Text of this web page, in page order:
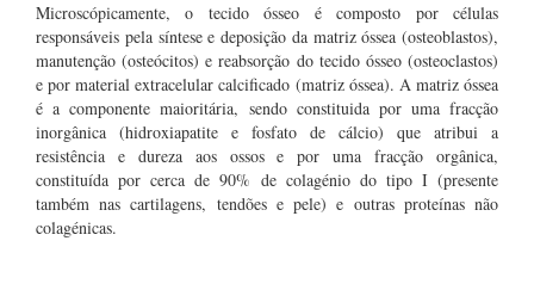
Microscópicamente, o tecido ósseo é composto por células
responsáveis pela síntese e deposição da matriz óssea (osteoblastos),
manutenção (osteócitos) e reabsorção do tecido ósseo (osteoclastos)
e por material extracelular calcificado (matriz óssea). A matriz óssea
é a componente maioritária, sendo constituida por uma fracção
inorgânica (hidroxiapatite e fosfato de cálcio) que atribui a
resistência e dureza aos ossos e por uma fracção orgânica,
constituída por cerca de 90% de colagénio do tipo I (presente
também nas cartilagens, tendões e pele) e outras proteínas não
colagénicas.